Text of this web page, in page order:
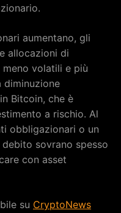
aumentano, gli
allocazioni di
volatili e più
diminuzione
Bitcoin, che è
a rischio. Al
obbligazionari o un
sovrano spesso
con asset
su CryptoNews